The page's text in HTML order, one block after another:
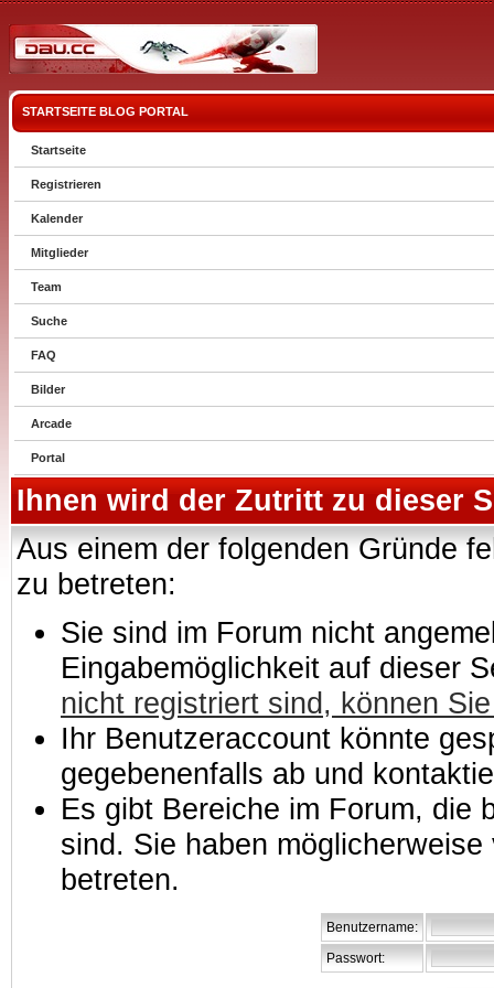
STARTSEITE BLOG PORTAL
Startseite
Registrieren
Kalender
Mitglieder
Team
Suche
FAQ
Bilder
Arcade
Portal
Ihnen wird der Zutritt zu dieser
Aus einem der folgenden Gründe
zu betreten:
Sie sind im Forum nicht
Eingabemöglichkeit auf dieser
nicht registriert sind, können
Ihr Benutzeraccount könnte
gegebenenfalls ab und
Es gibt Bereiche im Forum, die
sind. Sie haben
betreten.
Benutzername:
Passwort: